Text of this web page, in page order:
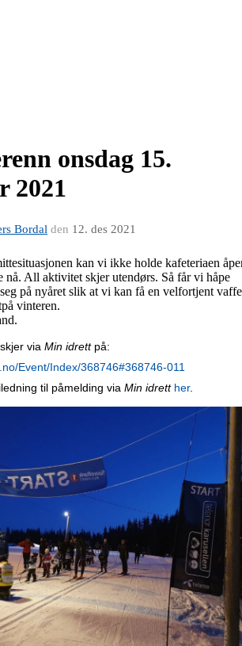
onsdag 15.
2021
Bordal den 12. des 2021
kan vi ikke holde kafeteriaen
nå. All aktivitet skjer utendørs. Så får vi håpe
på nyåret slik at vi kan få en velfortjent
vinteren.
via Min idrettpå:
Event/Index/368746#368746-011
til påmelding via Min idrett her.